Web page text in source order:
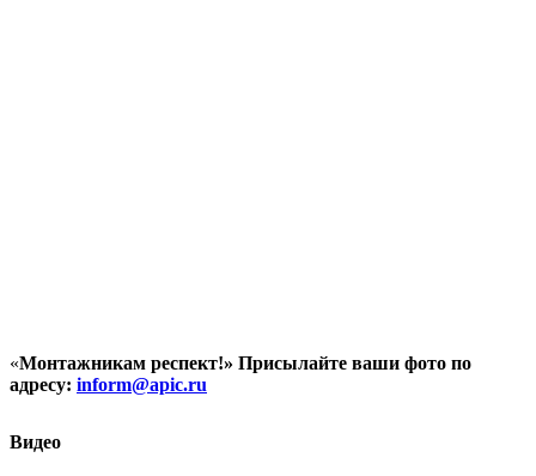
«Монтажникам респект!» Присылайте ваши фото по
адресу: inform@apic.ru
Видео